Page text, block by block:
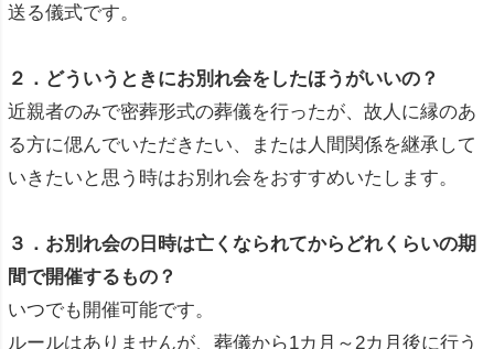
送る儀式です。
２．どういうときにお別れ会をしたほうがいいの？
近親者のみで密葬形式の葬儀を行ったが、故人に縁のあ
る方に偲んでいただきたい、または人間関係を継承して
いきたいと思う時はお別れ会をおすすめいたします。
３．お別れ会の日時は亡くなられてからどれくらいの期
間で開催するもの？
いつでも開催可能です。
ルールはありませんが、葬儀から1カ月～2カ月後に行う